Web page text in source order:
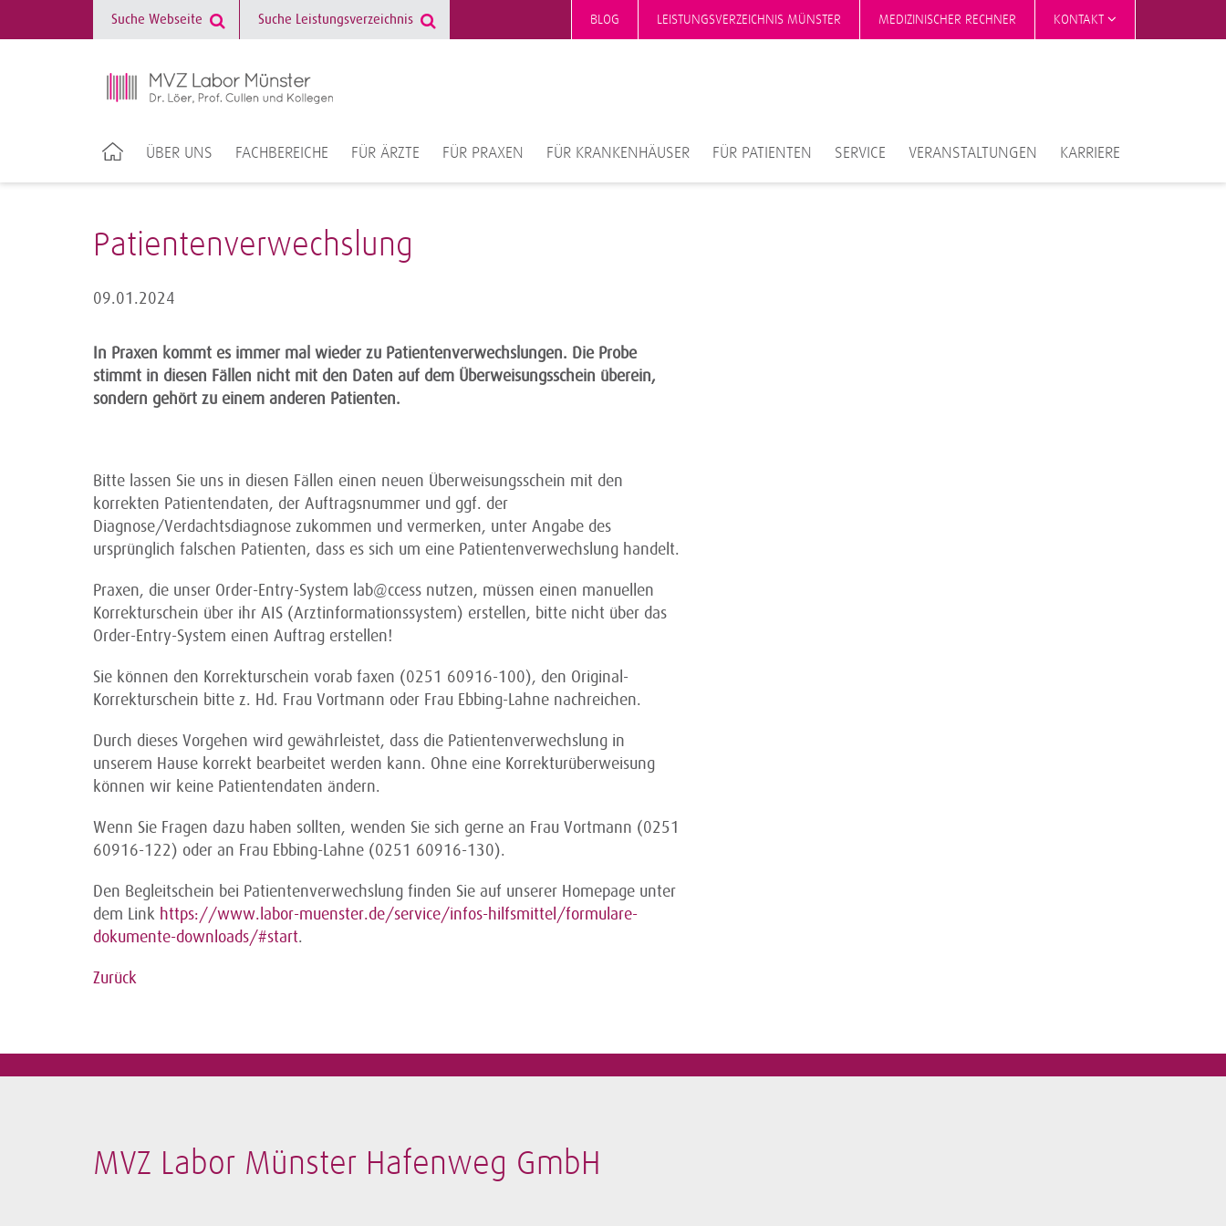
BLOG LEISTUNGSVERZEICHNIS MÜNSTER MEDIZINISCHER RECHNER KONTAKT
ÜBER UNS FACHBEREICHE FÜR ÄRZTE FÜR PRAXEN FÜR KRANKENHÄUSER FÜR PATIENTEN SERVICE VERANSTALTUNGEN KARRIERE
Patientenverwechslung
09.01.2024
In Praxen kommt es immer mal wieder zu Patientenverwechslungen. Die Probe
stimmt in diesen Fällen nicht mit den Daten auf dem Überweisungsschein überein,
sondern gehört zu einem anderen Patienten.
Bitte lassen Sie uns in diesen Fällen einen neuen Überweisungsschein mit den
korrekten Patientendaten, der Auftragsnummer und ggf. der
Diagnose/Verdachtsdiagnose zukommen und vermerken, unter Angabe des
ursprünglich falschen Patienten, dass es sich um eine Patientenverwechslung handelt.
Praxen, die unser Order-Entry-System lab@ccess nutzen, müssen einen manuellen
Korrekturschein über ihr AIS (Arztinformationssystem) erstellen, bitte nicht über das
Order-Entry-System einen Auftrag erstellen!
Sie können den Korrekturschein vorab faxen (0251 60916-100), den Original-
Korrekturschein bitte z. Hd. Frau Vortmann oder Frau Ebbing-Lahne nachreichen.
Durch dieses Vorgehen wird gewährleistet, dass die Patientenverwechslung in
unserem Hause korrekt bearbeitet werden kann. Ohne eine Korrekturüberweisung
können wir keine Patientendaten ändern.
Wenn Sie Fragen dazu haben sollten, wenden Sie sich gerne an Frau Vortmann (0251
60916-122) oder an Frau Ebbing-Lahne (0251 60916-130).
Den Begleitschein bei Patientenverwechslung finden Sie auf unserer Homepage unter
dem Link https://www.labor-muenster.de/service/infos-hilfsmittel/formulare-
dokumente-downloads/#start.
Zurück
MVZ Labor Münster Hafenweg GmbH